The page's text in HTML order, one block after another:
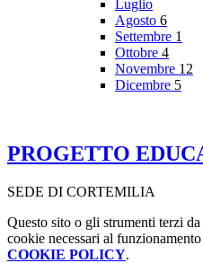
Luglio
Agosto 6
Settembre 1
Ottobre 4
Novembre 12
Dicembre 5
PROGETTO
SEDE DI CORTEMILIA
Questo sito o gli strumenti terzi
cookie necessari al
COOKIE POLICY.